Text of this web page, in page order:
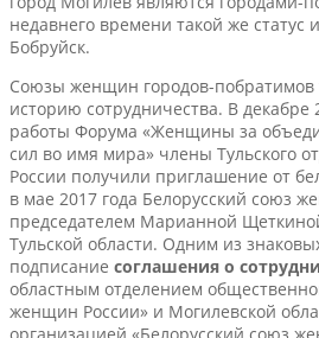
недавнего времени такой же статус
Бобруйск.
Союзы женщин городов-
историю сотрудничества. В декабре
работы Форума «Женщины за
сил во имя мира» члены Тульского
России получили приглашение от
в мае 2017 года Белорусский союз
председателем Марианной
Тульской области. Одним из
подписание соглашения о
областным отделением
женщин России» и Могилевской